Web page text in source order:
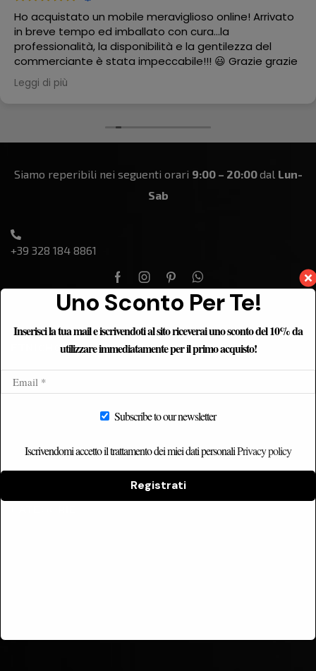
Ho acquistato un mobile meraviglioso online! Arrivato
in breve tempo ed imballato con cura...la
professionalità, la disponibilità e la gentilezza del
commerciante è stata impeccabile!!! 😃 Grazie grazie
grazie
Leggi di più
Siamo reperibili nei seguenti orari 9:00 – 20:00dal Lun-
Sab
+39 328 184 8861
ETNICHOME
Home
Uno Sconto Per Te!
Inserisci la tua mail e iscrivendoti al sito riceverai uno sconto del 10% da
utilizzare immediatamente per il primo acquisto!
Subscribe to our newsletter
Iscrivendomi accetto il trattamento dei miei dati personaliPrivacy policy
Registrati